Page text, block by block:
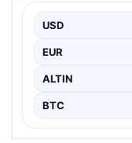
USD
EUR
ALTIN
BTC